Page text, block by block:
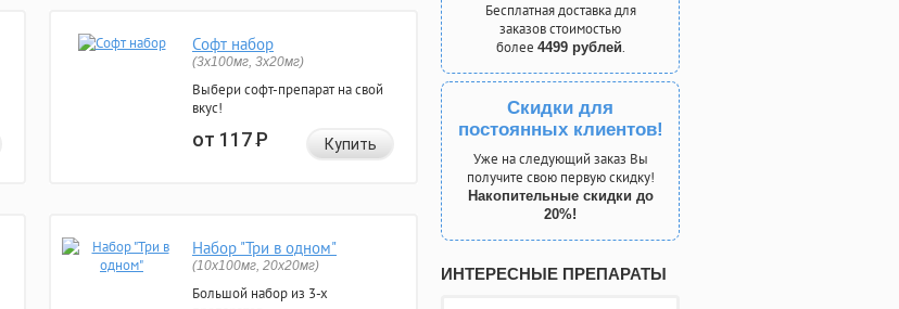
Софт набор
(3x100мг, 3x20мг)
Выбери софт-препарат на свой
вкус!
от 117Р Купить
Набор "Три в одном"
(10x100мг, 20x20мг)
Большой набор из 3-х
Бесплатная доставка для
заказов стоимостью
более 4499 рублей.
Скидки для
постоянных клиентов!
Уже на следующий заказ Вы
получите свою первую скидку!
Накопительные скидки до
20%!
ИНТЕРЕСНЫЕ ПРЕПАРАТЫ